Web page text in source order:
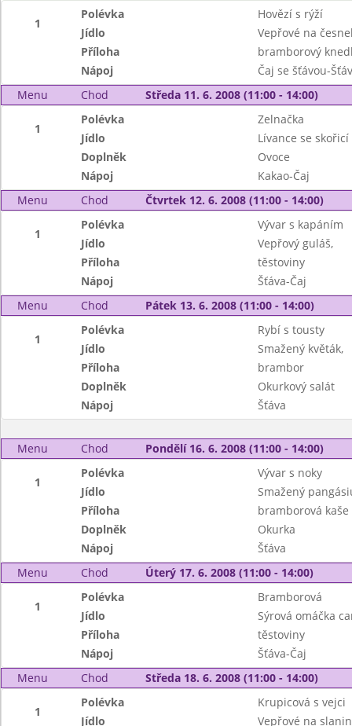
1
Polévka
Hovězí s rýží
Jídlo
Vepřové na
Příloha
bramborový
Nápoj
Čaj se šťávou-
Menu
Chod Středa 11. 6. 2008 (11:00 - 14:00)
1
Polévka
Zelnačka
Jídlo
Lívance se skořicí
Doplněk
Ovoce
Nápoj
Kakao-Čaj
Menu
Chod Čtvrtek 12. 6. 2008 (11:00 - 14:00)
1
Polévka
Vývar s kapáním
Jídlo
Vepřový guláš,
Příloha
těstoviny
Nápoj
Šťáva-Čaj
Menu
Chod Pátek 13. 6. 2008 (11:00 - 14:00)
1
Polévka
Rybí s tousty
Jídlo
Smažený květák,
Příloha
brambor
Doplněk
Okurkový salát
Nápoj
Šťáva
Menu Chod Pondělí 16. 6. 2008 (11:00 - 14:00)
1
Polévka
Vývar s noky
Jídlo
Smažený
Příloha
bramborová kaše
Doplněk
Okurka
Nápoj
Šťáva
Menu
Chod Úterý 17. 6. 2008 (11:00 - 14:00)
1
Polévka
Bramborová
Jídlo
Sýrová omáčka
Příloha
těstoviny
Nápoj
Šťáva-Čaj
Menu
Chod Středa 18. 6. 2008 (11:00 - 14:00)
1
Polévka
Krupicová s vejci
Jídlo
Vepřové na